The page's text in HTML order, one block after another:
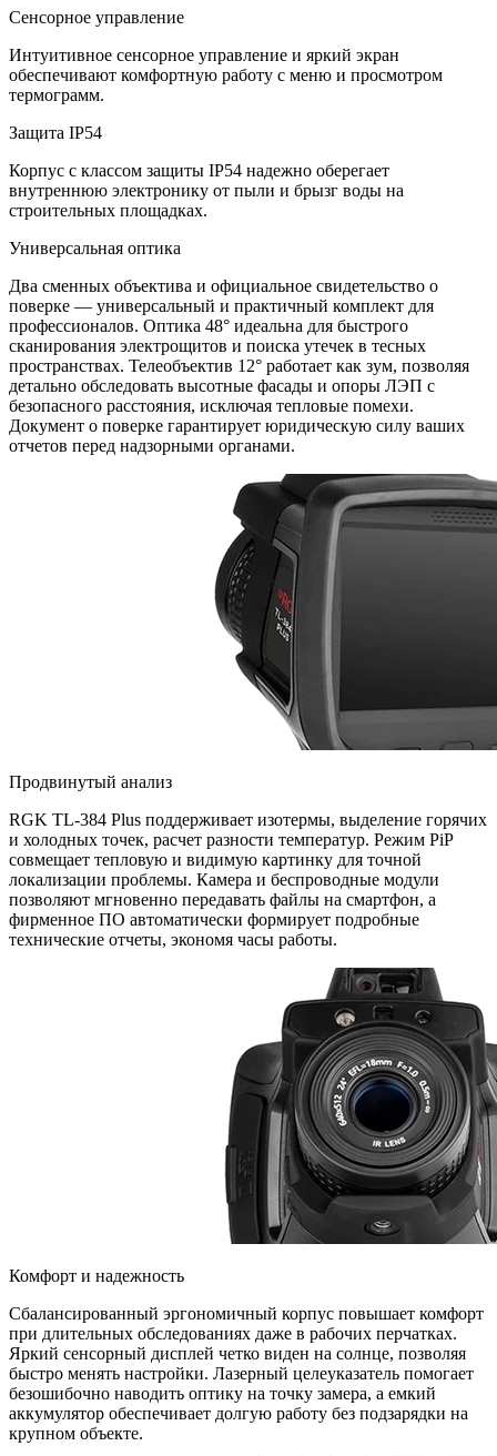
Сенсорное управление
Интуитивное сенсорное управление и яркий экран
обеспечивают комфортную работу с меню и просмотром
термограмм.
Защита IP54
Корпус с классом защиты IP54 надежно оберегает
внутреннюю электронику от пыли и брызг воды на
строительных площадках.
Универсальная оптика
Два сменных объектива и официальное свидетельство о
поверке — универсальный и практичный комплект для
профессионалов. Оптика 48° идеальна для быстрого
сканирования электрощитов и поиска утечек в тесных
пространствах. Телеобъектив 12° работает как зум, позволяя
детально обследовать высотные фасады и опоры ЛЭП с
безопасного расстояния, исключая тепловые помехи.
Документ о поверке гарантирует юридическую силу ваших
отчетов перед надзорными органами.
Продвинутый анализ
RGK TL-384 Plus поддерживает изотермы, выделение горячих
и холодных точек, расчет разности температур. Режим PiP
совмещает тепловую и видимую картинку для точной
локализации проблемы. Камера и беспроводные модули
позволяют мгновенно передавать файлы на смартфон, а
фирменное ПО автоматически формирует подробные
технические отчеты, экономя часы работы.
Комфорт и надежность
Сбалансированный эргономичный корпус повышает комфорт
при длительных обследованиях даже в рабочих перчатках.
Яркий сенсорный дисплей четко виден на солнце, позволяя
быстро менять настройки. Лазерный целеуказатель помогает
безошибочно наводить оптику на точку замера, а емкий
аккумулятор обеспечивает долгую работу без подзарядки на
крупном объекте.